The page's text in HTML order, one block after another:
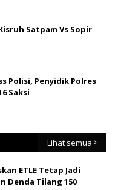
Satpam Vs Sopir
Polisi, Penyidik Polres
Saksi
Lihat semua
ETLE Tetap Jadi
Denda Tilang 150